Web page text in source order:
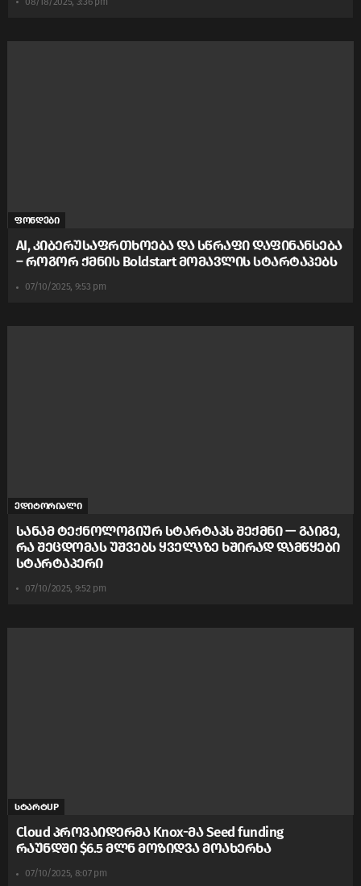
ფონდები
AI, კიბერუსაფრთხოება და სწრაფი დაფინანსება
– როგორ ქმნის Boldstart მომავლის სტარტაპებს
07/10/2025, 9:53 pm
ედიტორიალი
სანამ ტექნოლოგიურ სტარტაპს შექმნი — გაიგე,
რა შეცდომას უშვებს ყველაზე ხშირად დამწყები
სტარტაპერი
07/10/2025, 9:52 pm
სტარტUP
Cloud პროვაიდერმა Knox-მა Seed funding
რაუნდში $6.5 მლნ მოზიდვა მოახერხა
07/10/2025, 8:07 pm